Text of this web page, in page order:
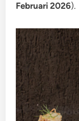
Februari 2026).